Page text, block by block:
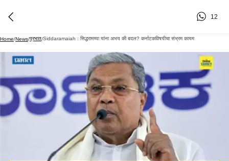
12
Home/News/प्रभात/Siddaramaiah : सिद्धरामय्या यांना अभय की बदल? कर्नाटकविषयीचा संभ्रम कायम